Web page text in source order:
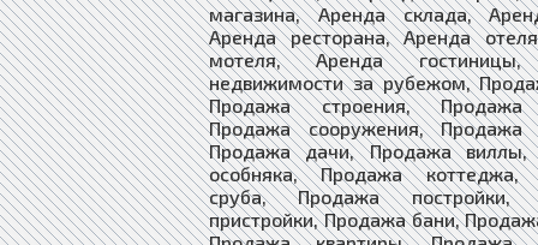
магазина, Аренда склада,
Аренда ресторана, Аренда
мотеля, Аренда гостиницы,
недвижимости за рубежом,
Продажа строения, Продажа
Продажа сооружения, Продажа
Продажа дачи, Продажа виллы,
особняка, Продажа коттеджа,
сруба, Продажа постройки,
пристройки, Продажа бани,